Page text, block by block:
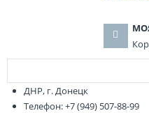
ДНР, г. Донецк
Телефон: +7 (949) 507-88-99